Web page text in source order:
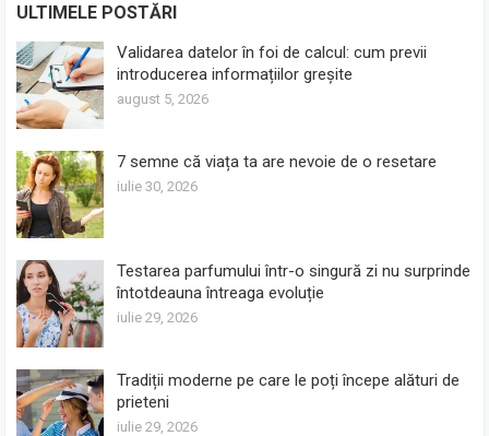
ULTIMELE POSTĂRI
Validarea datelor în foi de calcul: cum previi
introducerea informațiilor greșite
august 5, 2026
7 semne că viața ta are nevoie de o resetare
iulie 30, 2026
Testarea parfumului într-o singură zi nu surprinde
întotdeauna întreaga evoluție
iulie 29, 2026
Tradiții moderne pe care le poți începe alături de
prieteni
iulie 29, 2026